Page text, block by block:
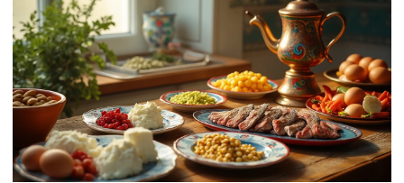
энергией, их польза для здоровья и способы
повышения эффективности их употребления.